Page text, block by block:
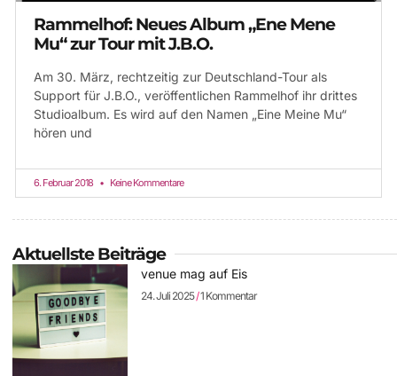
Rammelhof: Neues Album „Ene Mene
Mu“ zur Tour mit J.B.O.
Am 30. März, rechtzeitig zur Deutschland-Tour als
Support für J.B.O., veröffentlichen Rammelhof ihr drittes
Studioalbum. Es wird auf den Namen „Eine Meine Mu“
hören und
6. Februar 2018 Keine Kommentare
Aktuellste Beiträge
venue mag auf Eis
24. Juli 2025 1 Kommentar